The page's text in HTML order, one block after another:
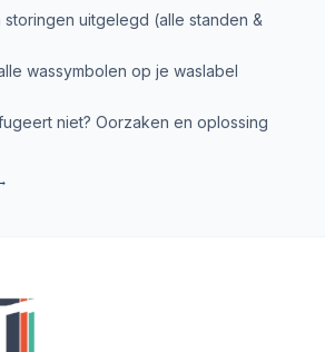
uitgelegd (alle standen &
wassymbolen op je waslabel
niet? Oorzaken en oplossing